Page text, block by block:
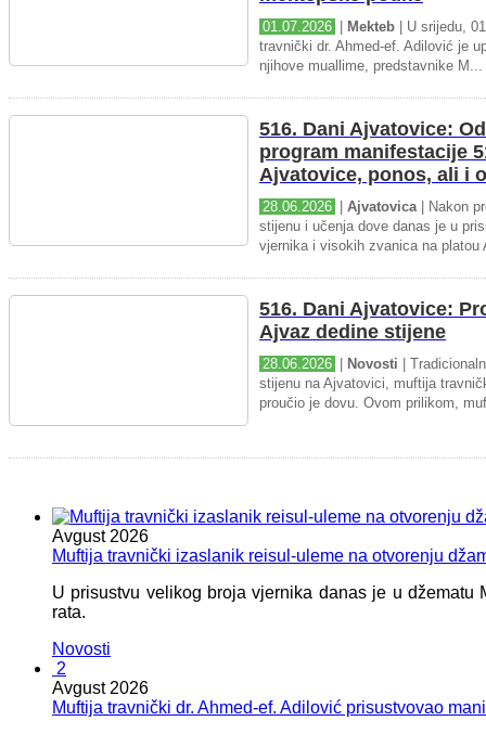
01.07.2026 Mekteb | U srijedu,
travnički dr. Ahmed-ef. Adilović je
njihove muallime, predstavnike M...
516. Dani Ajvatovice:
program manifestacije
Ajvatovice, ponos, ali i
28.06.2026 Ajvatovica| Nakon
stijenu i učenja dove danas je u
vjernika i visokih zvanica na platou
516. Dani Ajvatovice:
Ajvaz dedine stijene
28.06.2026 Novosti |
stijenu na Ajvatovici, muftija
proučio je dovu. Ovom prilikom,
Avgust 2026
Muftija travnički izaslanik reisul-uleme na otvorenju
U prisustvu velikog broja vjernika danas je u
rata.
Novosti
2
Avgust 2026
Muftija travnički dr. Ahmed-ef. Adilović prisustvovao